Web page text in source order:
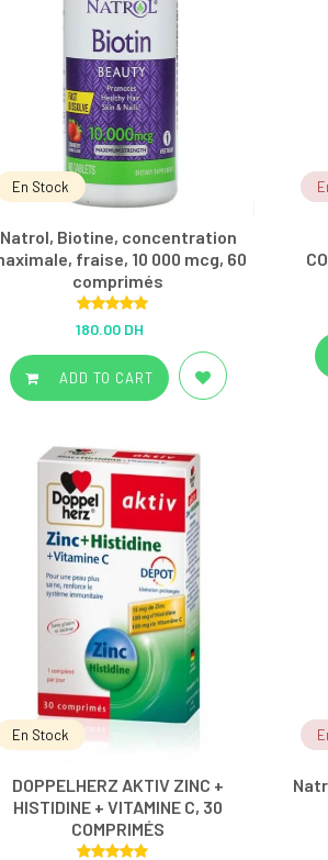
En Stock
Natrol, Biotine, concentration
fraise, 10 000 mcg, 60
comprimés
Rated 5.00
out of 5
180.00 DH
ADD TO CART
En Stock
DOPPELHERZ AKTIV ZINC +
HISTIDINE + VITAMINE C, 30
COMPRIMÉS